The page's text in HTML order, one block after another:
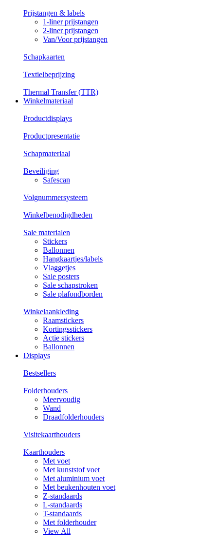
Prijstangen & labels
1-liner prijstangen
2-liner prijstangen
Van/Voor prijstangen
Schapkaarten
Textielbeprijzing
Thermal Transfer (TTR)
Winkelmateriaal
Productdisplays
Productpresentatie
Schapmateriaal
Beveiliging
Safescan
Volgnummersysteem
Winkelbenodigdheden
Sale materialen
Stickers
Ballonnen
Hangkaartjes/labels
Vlaggetjes
Sale posters
Sale schapstroken
Sale plafondborden
Winkelaankleding
Raamstickers
Kortingsstickers
Actie stickers
Ballonnen
Displays
Bestsellers
Folderhouders
Meervoudig
Wand
Draadfolderhouders
Visitekaarthouders
Kaarthouders
Met voet
Met kunststof voet
Met aluminium voet
Met beukenhouten voet
Z-standaards
L-standaards
T-standaards
Met folderhouder
View All